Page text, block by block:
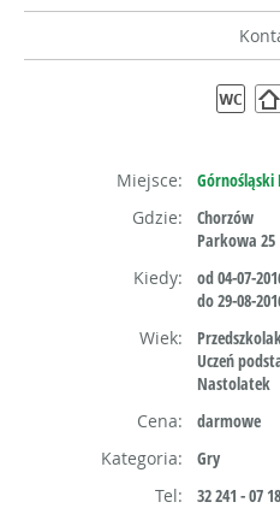
Miejsce:
Górnośląski
Gdzie:
Chorzów
Parkowa 25
Kiedy:
od 04-07-
do 29-08-
Wiek:
Uczeń
Nastolatek
Cena:
darmowe
Kategoria:
Gry
Tel:
32 241 - 07 18